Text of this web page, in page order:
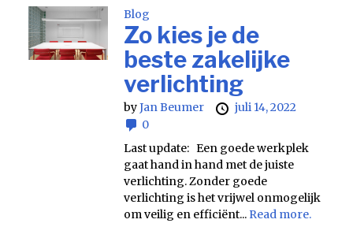
Blog
Zo kies je de
beste zakelijke
verlichting
byJan Beumer
juli 14, 2022
0
Last update: Een goede werkplek
gaat hand in hand met de juiste
verlichting. Zonder goede
verlichting is het vrijwel onmogelijk
om veilig en efficiënt... Read more.